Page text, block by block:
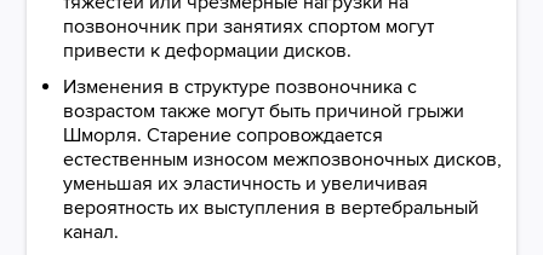
позвоночник при занятиях спортом могут
привести к деформации дисков.
Изменения в структуре позвоночника с
возрастом также могут быть причиной грыжи
Шморля. Старение сопровождается
естественным износом межпозвоночных дисков,
уменьшая их эластичность и увеличивая
вероятность их выступления в вертебральный
канал.